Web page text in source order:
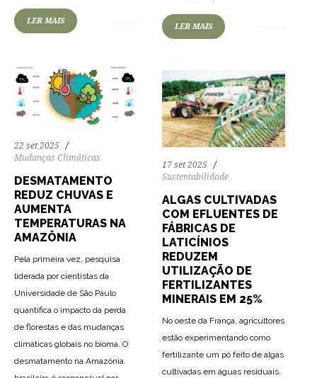
LER MAIS
LER MAIS
22 set 2025
Mudanças Climáticas
DESMATAMENTO
REDUZ CHUVAS E
AUMENTA
TEMPERATURAS NA
AMAZÔNIA
Pela primeira vez, pesquisa
liderada por cientistas da
Universidade de São Paulo
quantifica o impacto da perda
de florestas e das mudanças
climáticas globais no bioma. O
desmatamento na Amazônia
17 set 2025
Sustentabilidade
ALGAS CULTIVADAS
COM EFLUENTES DE
FÁBRICAS DE
LATICÍNIOS
REDUZEM
UTILIZAÇÃO DE
FERTILIZANTES
MINERAIS EM 25%
No oeste da França, agricultores
estão experimentando como
fertilizante um pó feito de algas
cultivadas em águas residuais.